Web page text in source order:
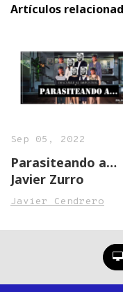
Artículos
Sep 05, 2022
Parasiteando a…
Javier Zurro
Javier Cendrero